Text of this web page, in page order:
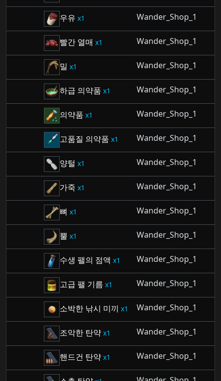
우유 1 Wander_Shop_1
빨간 열매 1 Wander_Shop_1
밀 1 Wander_Shop_1
하급 의약품 1 Wander_Shop_1
의약품 1 Wander_Shop_1
고품질 의약품 1 Wander_Shop_1
양털 1 Wander_Shop_1
가죽 1 Wander_Shop_1
뼈 1 Wander_Shop_1
뿔 1 Wander_Shop_1
수생 팰의 점액 1 Wander_Shop_1
고급 팰 기름 1 Wander_Shop_1
소박한 낚시 미끼 1 Wander_Shop_1
조악한 탄약 1 Wander_Shop_1
핸드건 탄약 1 Wander_Shop_1